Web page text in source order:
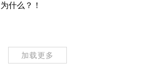
为什么？！
加载更多